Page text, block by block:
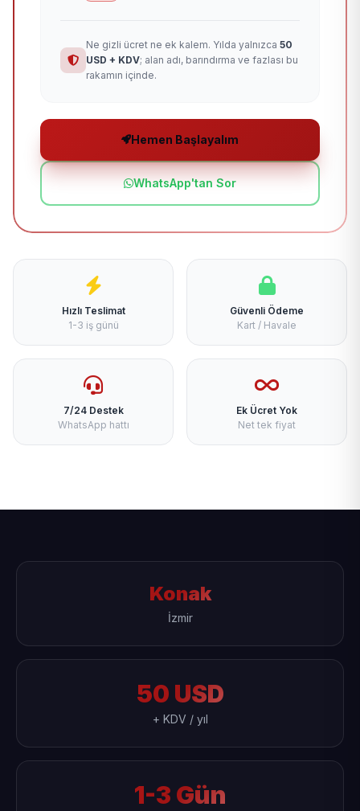
Ne gizli ücret ne ek kalem. Yılda yalnızca 50
USD + KDV; alan adı, barındırma ve fazlası bu
rakamın içinde.
Hemen Başlayalım
WhatsApp'tan Sor
Hızlı Teslimat
1-3 iş günü
Güvenli Ödeme
Kart / Havale
7/24 Destek
WhatsApp hattı
Ek Ücret Yok
Net tek fiyat
Konak
İzmir
50 USD
+ KDV / yıl
1-3 Gün